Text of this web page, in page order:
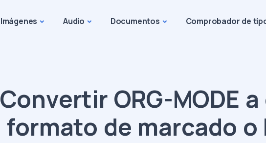
Imágenes Audio Documentos Comprobador de
Convertir ORG-MODE
formato de marcado o